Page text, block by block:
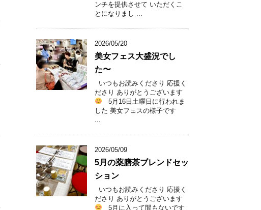
ンチを提供させて いただくこ
とになりまし ...
2026/05/20
美女フェス大盛況でし
た〜
いつもお読みくださり 応援く
ださり ありがとうございます
5月16日土曜日に行われま
した 美女フェスの様子です
...
2026/05/09
5月の薬膳茶ブレンドセッ
ション
いつもお読みくださり 応援く
ださり ありがとうございます
5月に入って間もないです